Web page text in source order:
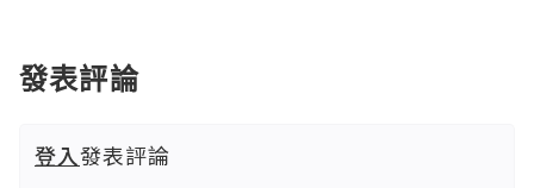
發表評論
登入發表評論